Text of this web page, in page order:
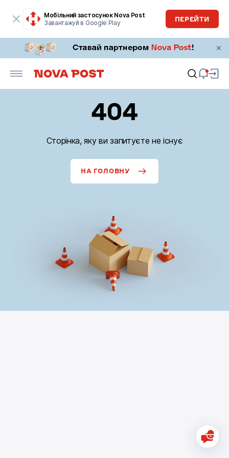
Мобільний застосунок Nova Post
Завантажуй в Google Play
ПЕРЕЙТИ
404
Сторінка, яку ви запитуєте не існує
НА ГОЛОВНУ